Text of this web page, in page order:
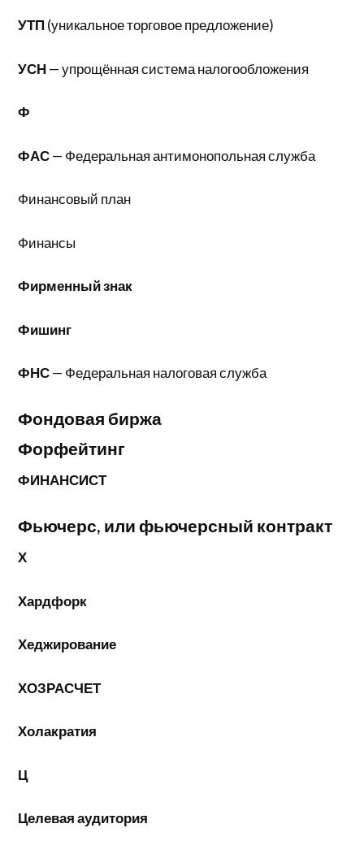
УТП (уникальное торговое предложение)
УСН— упрощённая система налогообложения
Ф
ФАС— Федеральная антимонопольная служба
Финансовый план
Финансы
Фирменный знак
Фишинг
ФНС— Федеральная налоговая служба
Фондовая биржа
Форфейтинг
ФИНАНСИСТ
Фьючерс, или фьючерсный контракт
Х
Хардфорк
Хеджирование
ХОЗРАСЧЕТ
Холакратия
Ц
Целевая аудитория